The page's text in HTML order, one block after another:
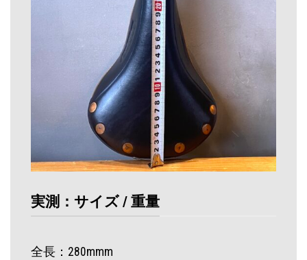
実測：サイズ / 重量
全長：280mmm